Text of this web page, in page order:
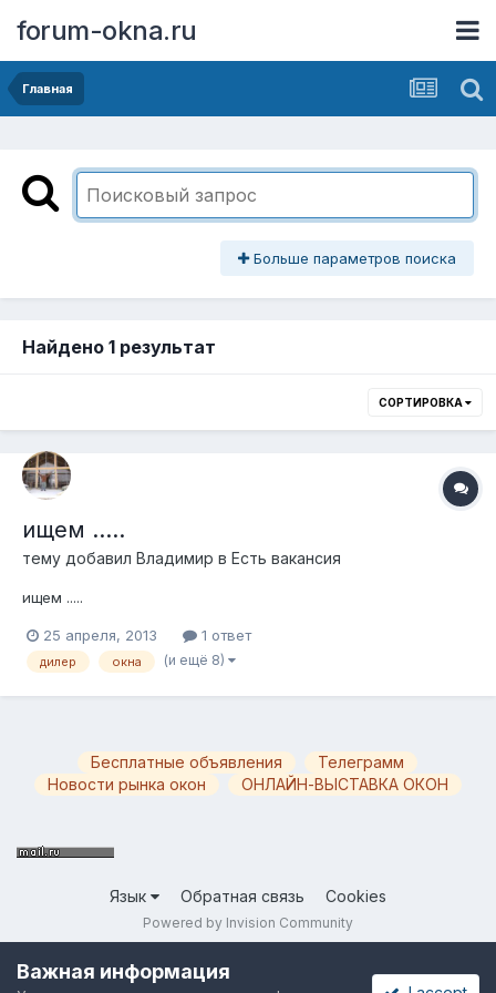
forum-okna.ru
Главная
Больше параметров поиска
Найдено 1 результат
СОРТИРОВКА
ищем .....
тему добавил Владимир в Есть вакансия
ищем .....
25 апреля, 2013 1 ответ
дилер окна (и ещё 8)
Бесплатные объявления
Телеграмм
Новости рынка окон
ОНЛАЙН-ВЫСТАВКА ОКОН
Язык Обратная связь Cookies
Powered by Invision Community
Важная информация